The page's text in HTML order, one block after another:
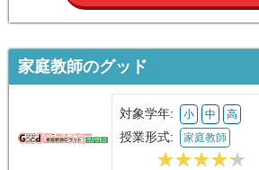
家庭教師のグッド
対象学年: 小 中 高
授業形式: 家庭教師